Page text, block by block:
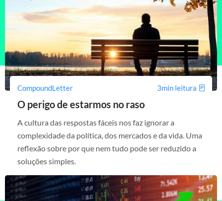
CompoundLetter 3min leitura
O perigo de estarmos no raso
A cultura das respostas fáceis nos faz ignorar a
complexidade da política, dos mercados e da vida. Uma
reflexão sobre por que nem tudo pode ser reduzido a
soluções simples.